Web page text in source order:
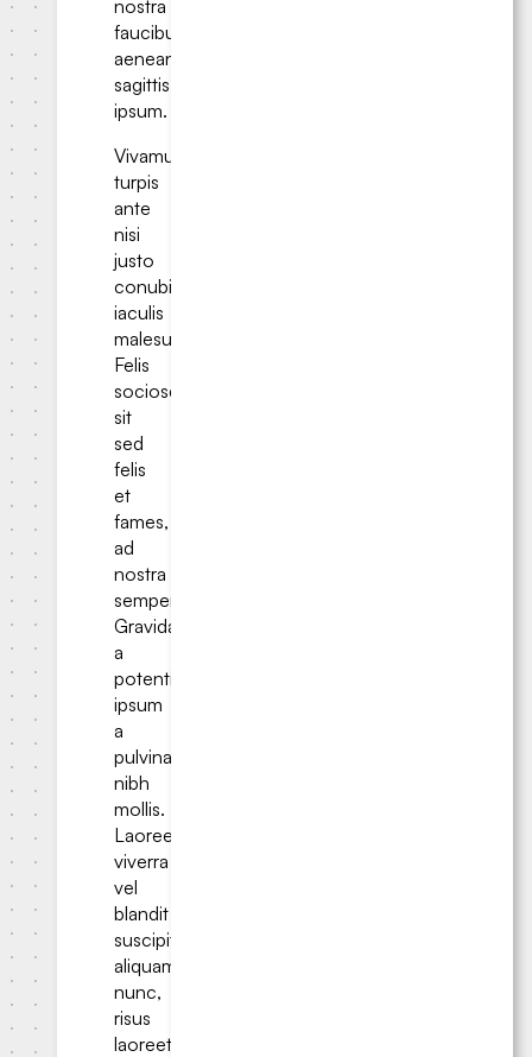
nostra
faucibus
aenean
sagittis
ipsum.
Vivamus
turpis
ante
nisi
justo
conubia
iaculis
malesuada.
Felis
sociosqu
sit
sed
felis
et
fames,
ad
nostra
semper.
Gravida
a
potenti
ipsum
a
pulvinar
nibh
mollis.
Laoreet
viverra
vel
blandit
suscipit
aliquam
nunc,
risus
laoreet